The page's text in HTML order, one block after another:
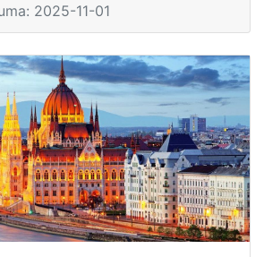
2025-11-01